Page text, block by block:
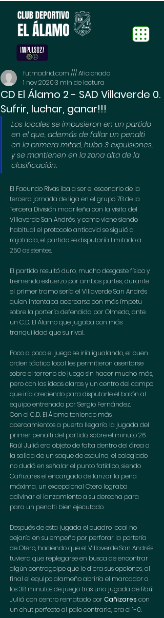
CD El Álamo 2 - SAD Villaverde 0.
Sufrir, luchar, ganar!!!
futmadrid.com /// Aficionado
1 nov 20203 min de lectura
Los locales se impusieron en un partido
en el que, además de fallar un penalti
en la primera mitad, hubo 3 expulsiones,
y se mantienen en la zona alta de la
clasificación.
El Facundo Rivas iba a ser el escenario de la
tercera jornada de liga en el grupo 7B de la
Tercera División madrileña con la visita del
Villaverde San Andrés, y como viene siendo
habitual el protocolo anticovid se siguió a
rajatabla, el partido se disputaría limitado a
250 asistentes.
El partido resultó duro, mucho desgaste físico y
tremendo esfuerzo por ambas partes, durante
el primer tramo sería el Villaverde San Andrés
quien intentaba acercarse con más ímpetu
sobre la portería defendida por Olmedo, ante
un C.D. El Álamo que jugaba con más
tranquilidad que su rival.
Poco a poco el juego se iría igualando, el buen
orden táctico local les permitieron asentarse
sobre el terreno de juego sin hacer mucho más,
pero con las ideas claras y un centro del campo
que iría creciendo para disputarle el balón al
equipo entrenado por Sergio Fernández.
Con el C.D. El Álamo teniendo más
acercamientos a puerta llegaría la jugada del
primer penalti del partido, sobre el minuto 26
Raúl Juliá era objeto de falta dentro del área a
la salida de un saque de esquina, el colegiado
no dudó en señalar el punto fatídico, siendo
Cañizares el encargado de lanzar la pena
máxima, un excepcional Otero lograba
adivinar el lanzamiento a su derecha para
para un penalti bien ejecutado.
Después de esta jugada el cuadro local no
cejaría en su empeño por perforar la portería
de Otero, haciendo que el Villaverde San Andrés
tuviera que replegarse en busca de encontrar
algún contragolpe que le diera sus opciones, al
final el equipo alameño abriría el marcador a
los 38 minutos de juego tras una jugada de Raúl
Juliá con centro rematado por Cañizares con
un chut perfecto al palo contrario, era el 1-0.